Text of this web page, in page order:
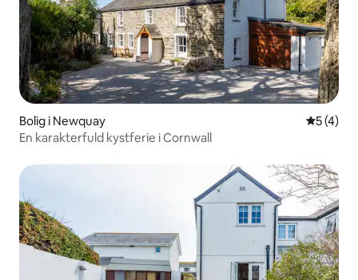
Bolig i Newquay 5 ud af 5
5 (4)
En karakterfuld kystferie i Cornwall